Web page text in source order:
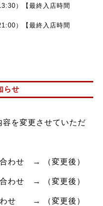
）【最終入店時間
）【最終入店時間
らせ
容を変更させていただ
合わせ → （変更後）
合わせ → （変更後）
わせ → （変更後）